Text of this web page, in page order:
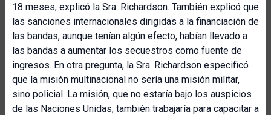
18 meses, explicó la Sra. Richardson. También explicó que
las sanciones internacionales dirigidas a la financiación de
las bandas, aunque tenían algún efecto, habían llevado a
las bandas a aumentar los secuestros como fuente de
ingresos. En otra pregunta, la Sra. Richardson especificó
que la misión multinacional no sería una misión militar,
sino policial. La misión, que no estaría bajo los auspicios
de las Naciones Unidas, también trabajaría para capacitar a